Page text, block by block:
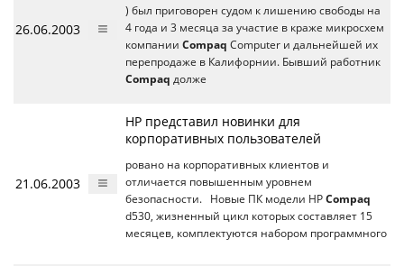
26.06.2003
) был приговорен судом к лишению свободы на
4 года и 3 месяца за участие в краже микросхем
компании Compaq Computer и дальнейшей их
перепродаже в Калифорнии. Бывший работник
Compaq долже
21.06.2003
HP представил новинки для
корпоративных пользователей
ровано на корпоративных клиентов и
отличается повышенным уровнем
безопасности. Новые ПК модели HP Compaq
d530, жизненный цикл которых составляет 15
месяцев, комплектуются набором программного